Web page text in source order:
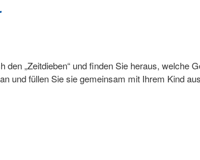
„Zeitdieben“ und finden Sie heraus, welche
und füllen Sie sie gemeinsam mit Ihrem Kind